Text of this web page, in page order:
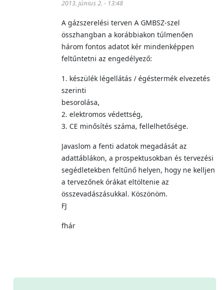
2013. június 2. - 13:48
A gázszerelési terven A GMBSZ-szel
összhangban a korábbiakon túlmenően
három fontos adatot kér mindenképpen
feltűntetni az engedélyező:
1. készülék légellátás / égéstermék elvezetés
szerinti
besorolása,
2. elektromos védettség,
3. CE minősítés száma, fellelhetősége.
Javaslom a fenti adatok megadását az
adattáblákon, a prospektusokban és tervezési
segédletekben feltűnő helyen, hogy ne kelljen
a tervezőnek órákat eltöltenie az
összevadászásukkal. Köszönöm.
FJ
fhár